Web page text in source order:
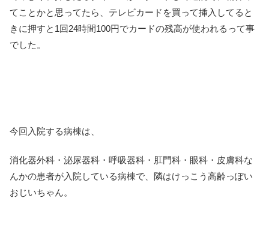
てことかと思ってたら、テレビカードを買って挿入してると
きに押すと1回24時間100円でカードの残高が使われるって事
でした。
今回入院する病棟は、
消化器外科・泌尿器科・呼吸器科・肛門科・眼科・皮膚科な
んかの患者が入院している病棟で、隣はけっこう高齢っぽい
おじいちゃん。